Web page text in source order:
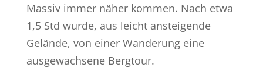
Massiv immer näher kommen. Nach etwa
1,5 Std wurde, aus leicht ansteigende
Gelände, von einer Wanderung eine
ausgewachsene Bergtour.